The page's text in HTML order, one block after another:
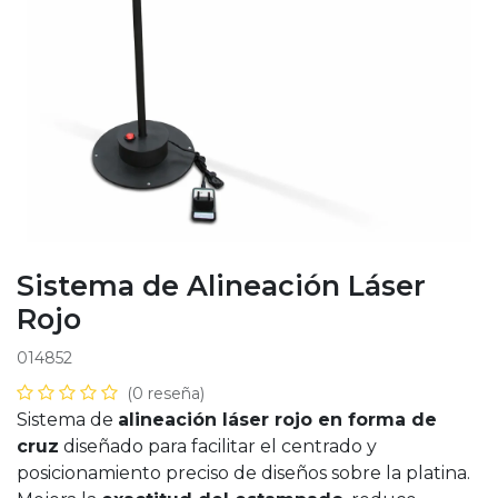
Sistema de Alineación Láser
Rojo
014852
(0 reseña)
Sistema de alineación láser rojo en forma de
cruz diseñado para facilitar el centrado y
posicionamiento preciso de diseños sobre la platina.